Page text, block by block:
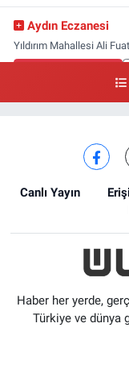
Aydın Eczanesi
Yıldırım Mahallesi Ali
Canlı Yayın
Haber her yerde,
Türkiye ve dünya